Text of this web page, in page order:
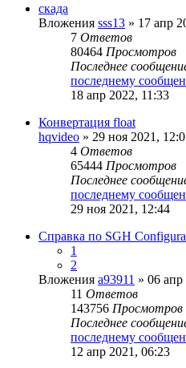
скада
Вложения sss13 » 17 апр
7 Ответов
80464 Просмотров
Последнее
последнему
18 апр 2022, 11:33
Конвертация float
hqvideo » 29 ноя 2021,
4 Ответов
65444 Просмотров
Последнее
последнему
29 ноя 2021, 12:44
Справка по SGH
1
2
Вложения a93911 » 06
11 Ответов
143756 Просмотров
Последнее
последнему
12 апр 2021, 06:23